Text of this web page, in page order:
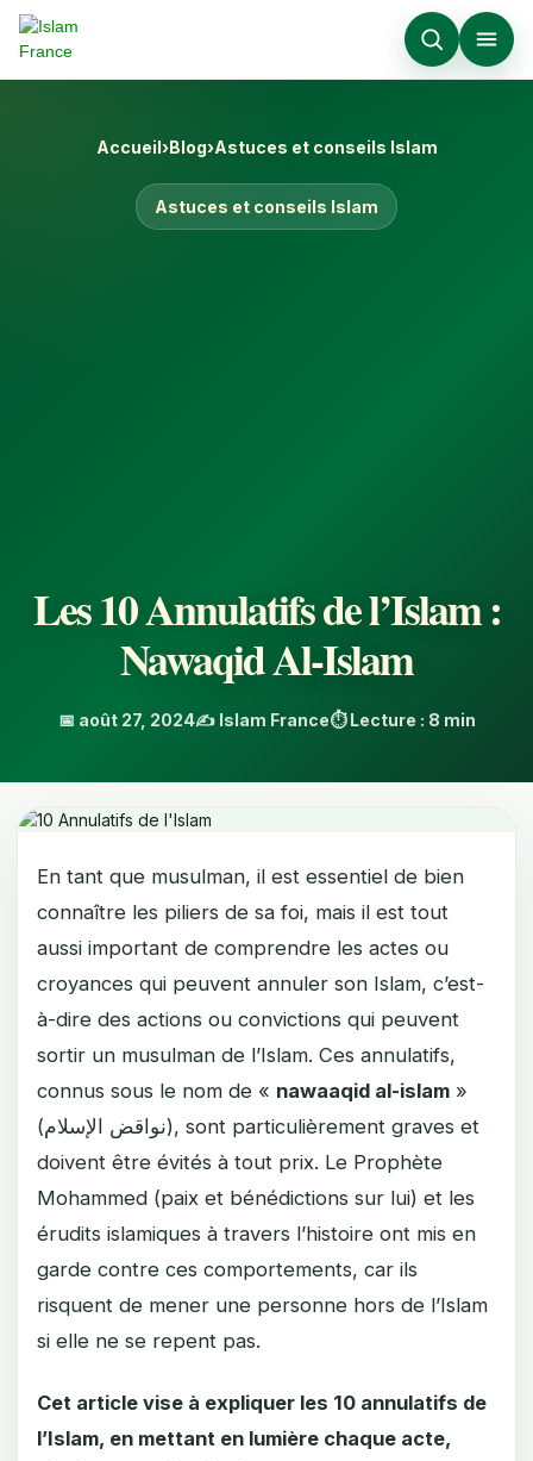
Accueil›Blog›Astuces et conseils Islam
Astuces et conseils Islam
Les 10 Annulatifs de l’Islam :
Nawaqid Al-Islam
📅 août 27, 2024✍️ Islam France⏱️ Lecture : 8 min
En tant que musulman, il est essentiel de bien
connaître les piliers de sa foi, mais il est tout
aussi important de comprendre les actes ou
croyances qui peuvent annuler son Islam, c’est-
à-dire des actions ou convictions qui peuvent
sortir un musulman de l’Islam. Ces annulatifs,
connus sous le nom de « nawaaqid al-islam »
(نواقض الإسلام), sont particulièrement graves et
doivent être évités à tout prix. Le Prophète
Mohammed (paix et bénédictions sur lui) et les
érudits islamiques à travers l’histoire ont mis en
garde contre ces comportements, car ils
risquent de mener une personne hors de l’Islam
si elle ne se repent pas.
Cet article vise à expliquer les 10 annulatifs de
l’Islam, en mettant en lumière chaque acte,